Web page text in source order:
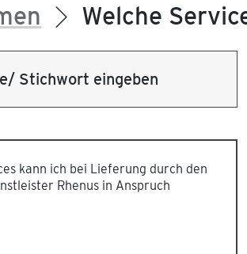
Welche
kann ich bei Lieferung durch den
Rhenus in Anspruch